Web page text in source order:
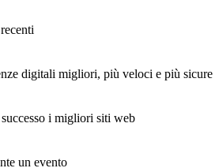
digitali migliori, più veloci e più sicure
i migliori siti web
un evento